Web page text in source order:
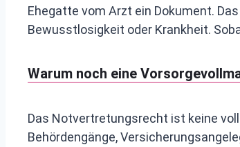
Ehegatte vom Arzt ein Dokument.
Bewusstlosigkeit oder Krankheit.
Warum noch eine
Das Notvertretungsrecht ist keine
Behördengänge,